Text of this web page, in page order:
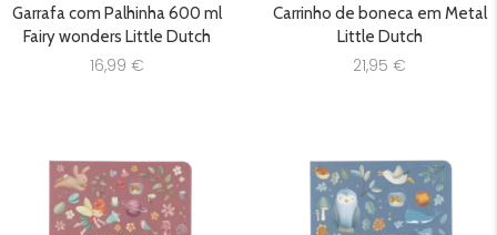
Garrafa com Palhinha 600 ml
Fairy wonders Little Dutch
16,99 €
Carrinho de boneca em Metal
Little Dutch
21,95 €